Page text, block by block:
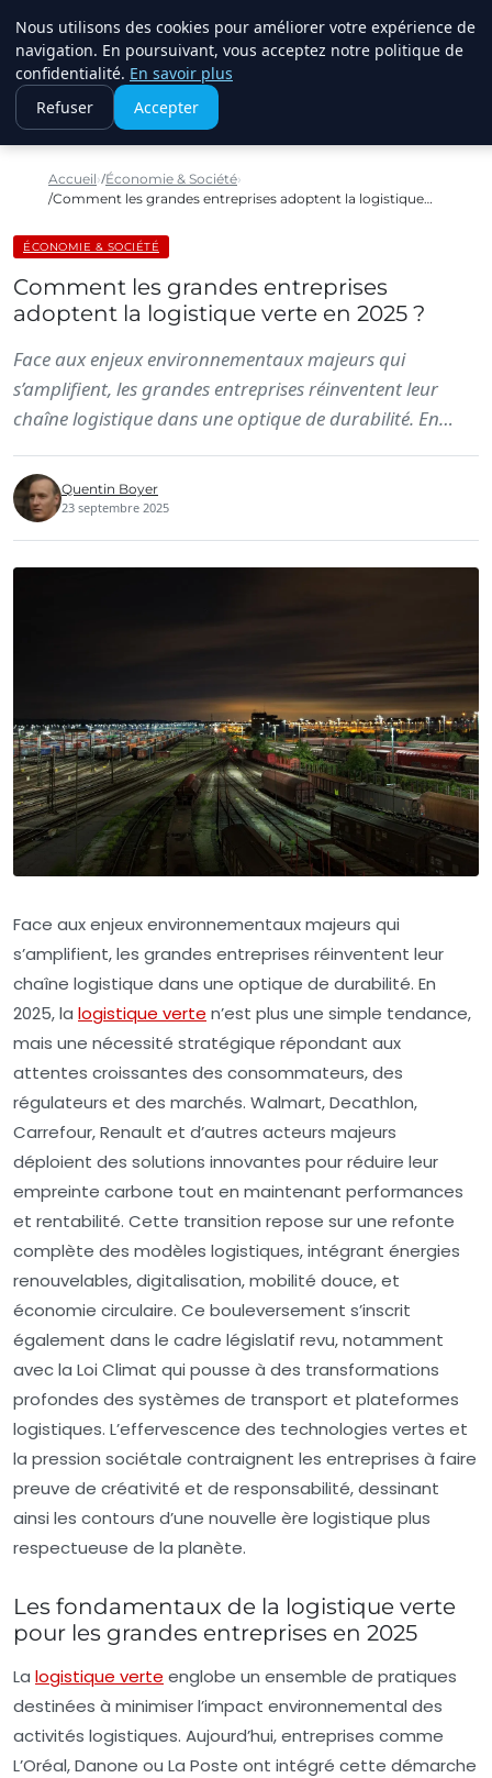
Accueil Économie & Société
Comment les grandes entreprises adoptent la logistique…
ÉCONOMIE & SOCIÉTÉ
Comment les grandes entreprises
adoptent la logistique verte en 2025 ?
Face aux enjeux environnementaux majeurs qui
s’amplifient, les grandes entreprises réinventent leur
chaîne logistique dans une optique de durabilité. En…
Quentin Boyer
23 septembre 2025
Face aux enjeux environnementaux majeurs qui
s’amplifient, les grandes entreprises réinventent leur
chaîne logistique dans une optique de durabilité. En
2025, la logistique verte n’est plus une simple tendance,
mais une nécessité stratégique répondant aux
attentes croissantes des consommateurs, des
régulateurs et des marchés. Walmart, Decathlon,
Carrefour, Renault et d’autres acteurs majeurs
déploient des solutions innovantes pour réduire leur
empreinte carbone tout en maintenant performances
et rentabilité. Cette transition repose sur une refonte
complète des modèles logistiques, intégrant énergies
renouvelables, digitalisation, mobilité douce, et
économie circulaire. Ce bouleversement s’inscrit
également dans le cadre législatif revu, notamment
avec la Loi Climat qui pousse à des transformations
profondes des systèmes de transport et plateformes
logistiques. L’effervescence des technologies vertes et
la pression sociétale contraignent les entreprises à faire
preuve de créativité et de responsabilité, dessinant
ainsi les contours d’une nouvelle ère logistique plus
respectueuse de la planète.
Les fondamentaux de la logistique verte
pour les grandes entreprises en 2025
La logistique verte englobe un ensemble de pratiques
destinées à minimiser l’impact environnemental des
activités logistiques. Aujourd’hui, entreprises comme
L’Oréal, Danone ou La Poste ont intégré cette démarche
Nous utilisons des cookies pour améliorer votre expérience de
navigation. En poursuivant, vous acceptez notre politique de
confidentialité. En savoir plus
Refuser
Accepter